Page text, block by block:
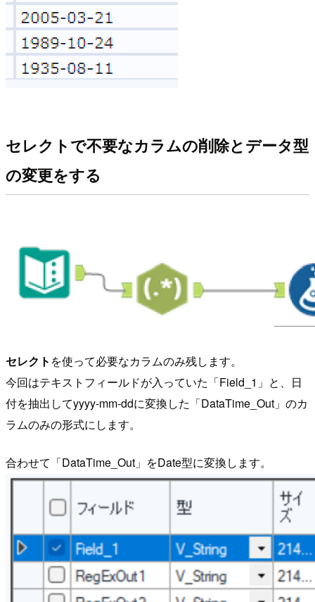
セレクトで不要なカラムの削除とデータ型
の変更をする
セレクト を使って必要なカラムのみ残します。
今回はテキストフィールドが入っていた「Field_1」と、日
付を抽出してyyyy-mm-ddに変換した「DataTime_Out」のカ
ラムのみの形式にします。
合わせて「DataTime_Out」をDate型に変換します。